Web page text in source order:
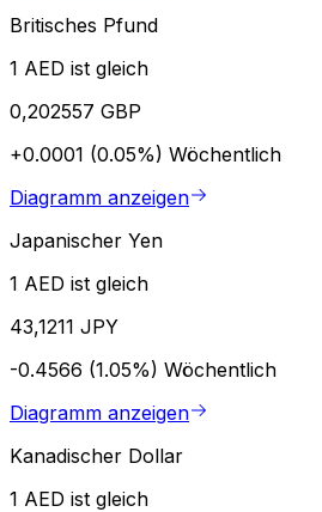
Britisches Pfund
1 AED ist gleich
0,202557 GBP
+0.0001 (0.05%) Wöchentlich
Diagramm anzeigen
Japanischer Yen
1 AED ist gleich
43,1211 JPY
-0.4566 (1.05%) Wöchentlich
Diagramm anzeigen
Kanadischer Dollar
1 AED ist gleich